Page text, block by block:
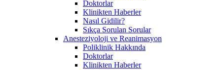
Doktorlar
Klinikten Haberler
Nasıl Gidilir?
Sıkça Sorulan Sorular
Anesteziyoloji ve Reanimasyon
Poliklinik Hakkında
Doktorlar
Klinikten Haberler